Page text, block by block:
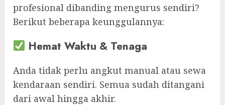
profesional dibanding mengurus sendiri?
Berikut beberapa keunggulannya:
Hemat Waktu & Tenaga
Anda tidak perlu angkut manual atau sewa
kendaraan sendiri. Semua sudah ditangani
dari awal hingga akhir.